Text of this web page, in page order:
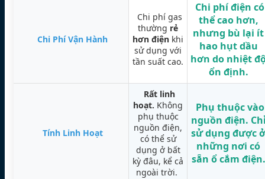
Chi Phí Vận Hành
Chi phí gas
thường rẻ
hơn điện khi
sử dụng với
tần suất cao.
Chi phí điện có
thể cao hơn,
nhưng bù lại ít
hao hụt dầu
hơn do nhiệt
ổn định.
Tính Linh Hoạt
Rất linh
hoạt. Không
phụ thuộc
nguồn điện,
có thể sử
dụng ở bất
kỳ đâu, kể cả
ngoài trời.
Phụ thuộc vào
nguồn điện.
sử dụng được ở
những nơi có
sẵn ổ cắm điện.